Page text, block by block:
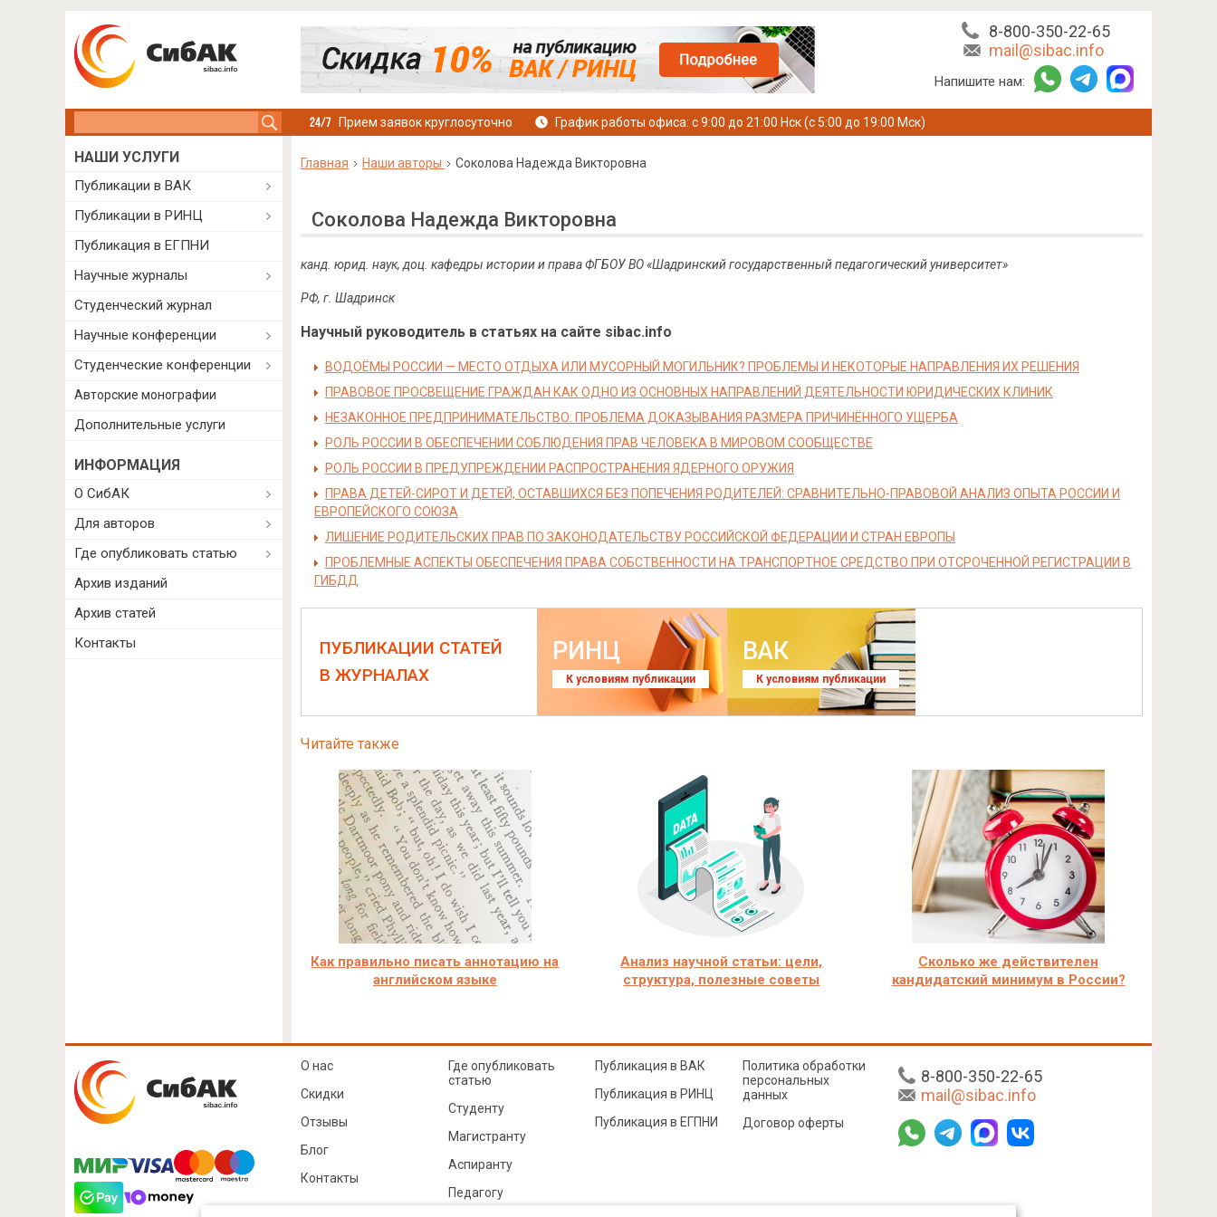
8-800-350-22-65
mail@sibac.info
Напишите нам:
Прием заявок круглосуточно График работы офиса: с 9:00 до 21:00 Нск (с 5:00 до 19:00 Мск)
Главная Наши авторы Соколова Надежда Викторовна
Соколова Надежда Викторовна
канд. юрид. наук, доц. кафедры истории и праваФГБОУ ВО «Шадринский государственный педагогический университет»
РФ, г. Шадринск
Научный руководитель в статьях на сайте sibac.info
ВОДОЁМЫ РОССИИ — МЕСТО ОТДЫХА ИЛИ МУСОРНЫЙ МОГИЛЬНИК? ПРОБЛЕМЫ И НЕКОТОРЫЕ НАПРАВЛЕНИЯ ИХ РЕШЕНИЯ
ПРАВОВОЕ ПРОСВЕЩЕНИЕ ГРАЖДАН КАК ОДНО ИЗ ОСНОВНЫХ НАПРАВЛЕНИЙ ДЕЯТЕЛЬНОСТИ ЮРИДИЧЕСКИХ КЛИНИК
НЕЗАКОННОЕ ПРЕДПРИНИМАТЕЛЬСТВО: ПРОБЛЕМА ДОКАЗЫВАНИЯ РАЗМЕРА ПРИЧИНЁННОГО УЩЕРБА
РОЛЬ РОССИИ В ОБЕСПЕЧЕНИИ СОБЛЮДЕНИЯ ПРАВ ЧЕЛОВЕКА В МИРОВОМ СООБЩЕСТВЕ
РОЛЬ РОССИИ В ПРЕДУПРЕЖДЕНИИ РАСПРОСТРАНЕНИЯ ЯДЕРНОГО ОРУЖИЯ
ПРАВА ДЕТЕЙ-СИРОТ И ДЕТЕЙ, ОСТАВШИХСЯ БЕЗ ПОПЕЧЕНИЯ РОДИТЕЛЕЙ: СРАВНИТЕЛЬНО-ПРАВОВОЙ АНАЛИЗ ОПЫТА РОССИИ И
ЕВРОПЕЙСКОГО СОЮЗА
ЛИШЕНИЕ РОДИТЕЛЬСКИХ ПРАВ ПО ЗАКОНОДАТЕЛЬСТВУ РОССИЙСКОЙ ФЕДЕРАЦИИ И СТРАН ЕВРОПЫ
ПРОБЛЕМНЫЕ АСПЕКТЫ ОБЕСПЕЧЕНИЯ ПРАВА СОБСТВЕННОСТИ НА ТРАНСПОРТНОЕ СРЕДСТВО ПРИ ОТСРОЧЕННОЙ РЕГИСТРАЦИИ В
ГИБДД
ПУБЛИКАЦИИ СТАТЕЙ
В ЖУРНАЛАХ
РИНЦ
К условиям публикации
ВАК
К условиям публикации
Читайте также
Как правильно писать аннотацию на
английском языке
Анализ научной статьи: цели,
структура, полезные советы
Сколько же действителен
кандидатский минимум в России?
НАШИ УСЛУГИ
Публикации в ВАК
Публикации в РИНЦ
Публикация в ЕГПНИ
Научные журналы
Студенческий журнал
Научные конференции
Студенческие конференции
Авторские монографии
Дополнительные услуги
ИНФОРМАЦИЯ
О СибАК
Для авторов
Где опубликовать статью
Архив изданий
Архив статей
Контакты
8-800-350-22-65
mail@sibac.info
О нас
Скидки
Отзывы
Блог
Контакты
Где опубликовать
статью
Студенту
Магистранту
Аспиранту
Педагогу
Публикация в ВАК
Публикация в РИНЦ
Публикация в ЕГПНИ
Политика обработки
персональных
данных
Договор оферты